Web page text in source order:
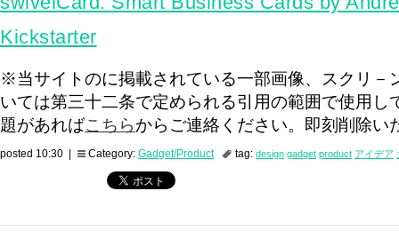
Kickstarter
※当サイトのに掲載されている一部画像、スクリ－
いては第三十二条で定められる引用の範囲で使用し
題があればこちらからご連絡ください。即刻削除い
posted 10:30 | Category: Gadget/Product tag: design gadget product アイデア